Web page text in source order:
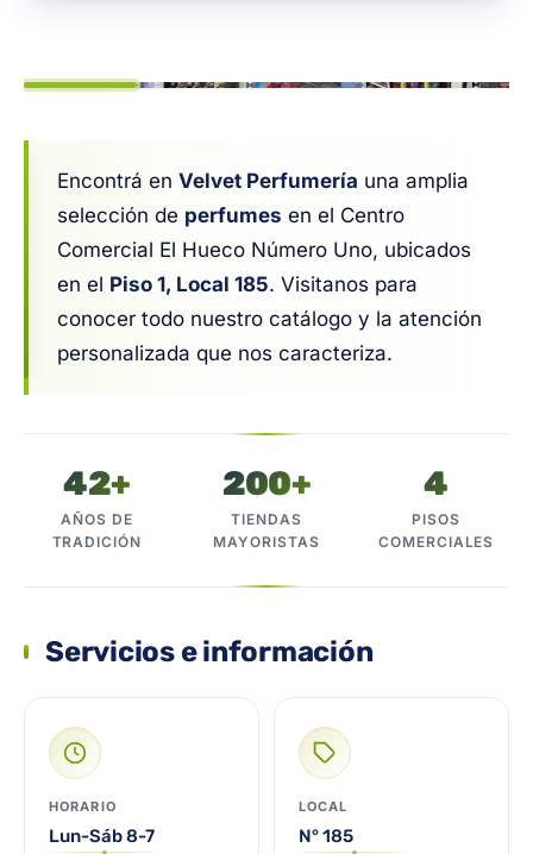
Encontrá en Velvet Perfumería una amplia
selección de perfumes en el Centro
Comercial El Hueco Número Uno, ubicados
en el Piso 1, Local 185. Visitanos para
conocer todo nuestro catálogo y la atención
personalizada que nos caracteriza.
42+
AÑOS DE
TRADICIÓN
200+
TIENDAS
MAYORISTAS
4
PISOS
COMERCIALES
Servicios e información
HORARIO
Lun-Sáb 8-7
LOCAL
N° 185